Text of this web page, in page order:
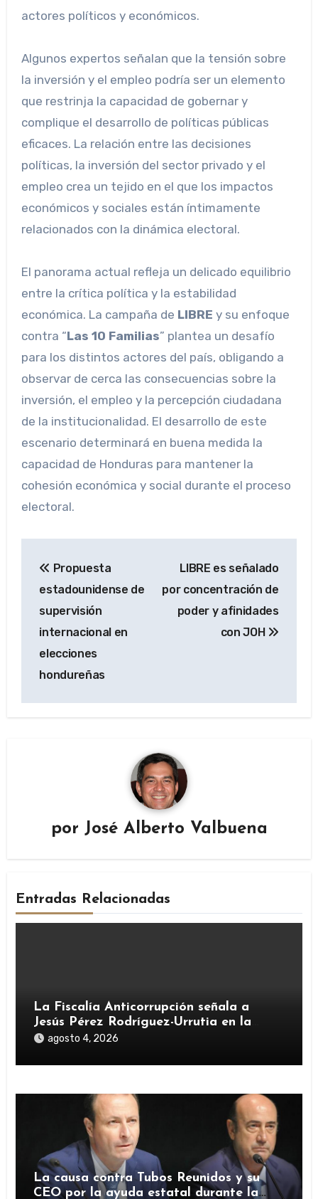
actores políticos y económicos.
Algunos expertos señalan que la tensión sobre
la inversión y el empleo podría ser un elemento
que restrinja la capacidad de gobernar y
complique el desarrollo de políticas públicas
eficaces. La relación entre las decisiones
políticas, la inversión del sector privado y el
empleo crea un tejido en el que los impactos
económicos y sociales están íntimamente
relacionados con la dinámica electoral.
El panorama actual refleja un delicado equilibrio
entre la crítica política y la estabilidad
económica. La campaña de LIBRE y su enfoque
contra “Las 10 Familias” plantea un desafío
para los distintos actores del país, obligando a
observar de cerca las consecuencias sobre la
inversión, el empleo y la percepción ciudadana
de la institucionalidad. El desarrollo de este
escenario determinará en buena medida la
capacidad de Honduras para mantener la
cohesión económica y social durante el proceso
electoral.
de
entradas
Propuesta
estadounidense de
supervisión
internacional en
elecciones
hondureñas
LIBRE es señalado
por concentración de
poder y afinidades
con JOH
por José Alberto Valbuena
Entradas Relacionadas
La Fiscalía Anticorrupción señala a
Jesús Pérez Rodríguez-Urrutia en la
investigación del rescate de Tubos
agosto 4, 2026
La causa contra Tubos Reunidos y su
CEO por la ayuda estatal durante la